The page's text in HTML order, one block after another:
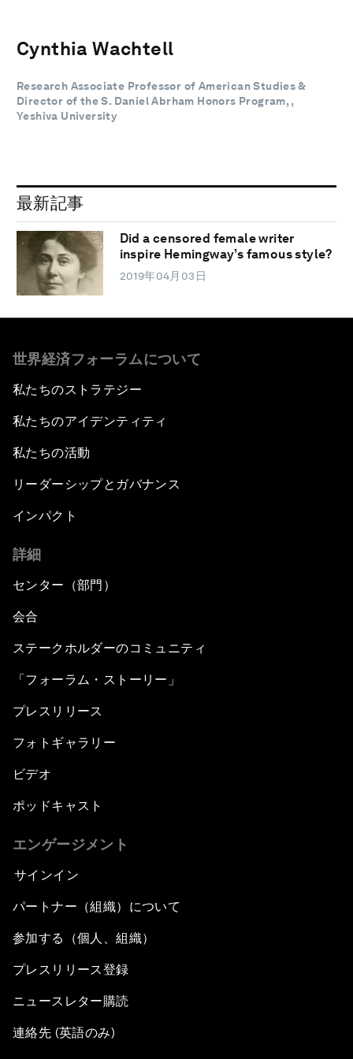
Cynthia Wachtell
Research Associate Professor of American Studies &
Director of the S. Daniel Abrham Honors Program, ,
Yeshiva University
最新記事
Did a censored female writer
inspire Hemingway’s famous style?
2019年04月03日
世界経済フォーラムについて
私たちのストラテジー
私たちのアイデンティティ
私たちの活動
リーダーシップとガバナンス
インパクト
詳細
センター（部門）
会合
ステークホルダーのコミュニティ
「フォーラム・ストーリー」
プレスリリース
フォトギャラリー
ビデオ
ポッドキャスト
エンゲージメント
サインイン
パートナー（組織）について
参加する（個人、組織）
プレスリリース登録
ニュースレター購読
連絡先 (英語のみ)